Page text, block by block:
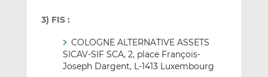
3) FIS :
COLOGNE ALTERNATIVE ASSETS
SICAV-SIF SCA, 2, place François-
Joseph Dargent, L-1413 Luxembourg